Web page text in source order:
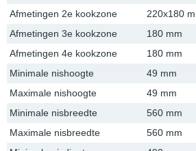
Afmetingen 2e kookzone
220x180
Afmetingen 3e kookzone
180 mm
Afmetingen 4e kookzone
180 mm
Minimale nishoogte
49 mm
Maximale nishoogte
49 mm
Minimale nisbreedte
560 mm
Maximale nisbreedte
560 mm